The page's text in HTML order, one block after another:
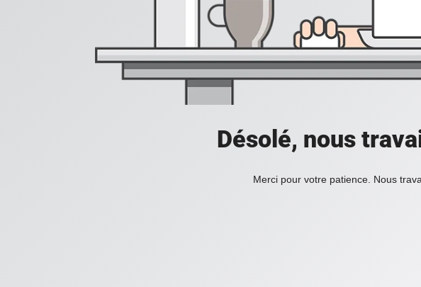
Désolé, nous
Merci pour votre patience. Nous